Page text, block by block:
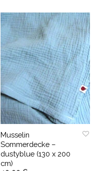
Musselin
Sommerdecke –
dustyblue (130 x 200
cm)